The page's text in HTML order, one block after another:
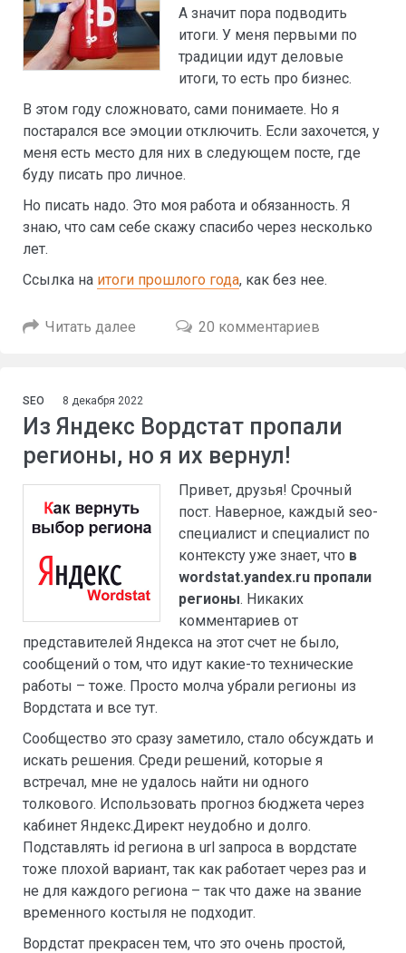
А значит пора подводить
итоги. У меня первыми по
традиции идут деловые
итоги, то есть про бизнес.
В этом году сложновато, сами понимаете. Но я
постарался все эмоции отключить. Если захочется, у
меня есть место для них в следующем посте, где
буду писать про личное.
Но писать надо. Это моя работа и обязанность. Я
знаю, что сам себе скажу спасибо через несколько
лет.
Ссылка на итоги прошлого года, как без нее.
Читать далее 20 комментариев
SEO 8 декабря 2022
Из Яндекс Вордстат пропали
регионы, но я их вернул!
Привет, друзья! Cрочный
пост. Наверное, каждый seo-
специалист и специалист по
контексту уже знает, что в
wordstat.yandex.ru пропали
регионы. Никаких
комментариев от
представителей Яндекса на этот счет не было,
сообщений о том, что идут какие-то технические
работы – тоже. Просто молча убрали регионы из
Вордстата и все тут.
Сообщество это сразу заметило, стало обсуждать и
искать решения. Среди решений, которые я
встречал, мне не удалось найти ни одного
толкового. Использовать прогноз бюджета через
кабинет Яндекс.Директ неудобно и долго.
Подставлять id региона в url запроса в вордстате
тоже плохой вариант, так как работает через раз и
не для каждого региона – так что даже на звание
временного костыля не подходит.
Вордстат прекрасен тем, что это очень простой,